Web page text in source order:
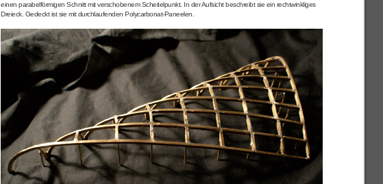
einen parabelförmigen Schnitt mit verschobenem Scheitelpunkt. In der Aufsicht beschreibt sie ein rechtwinkliges
Dreieck. Gedeckt ist sie mit durchlaufenden Polycarbonat-Paneelen.